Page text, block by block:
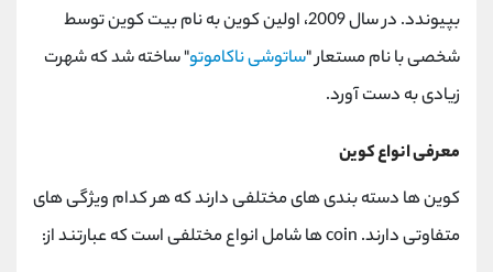
بپیوندد. در سال 2009، اولین کوین به نام بیت کوین توسط
شخصی با نام مستعار "ساتوشی ناکاموتو" ساخته شد که شهرت
زیادی به دست آورد.
معرفی انواع کوین
کوین ها دسته بندی های مختلفی دارند که هر کدام ویژگی های
متفاوتی دارند. coin ها شامل انواع مختلفی است که عبارتند از: